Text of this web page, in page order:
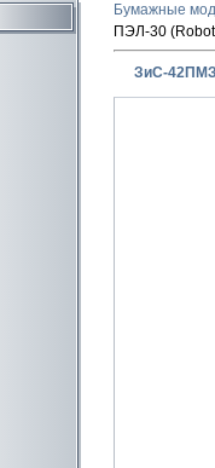
Бумажные
ПЭЛ-30
ЗиС-42ПМЗ